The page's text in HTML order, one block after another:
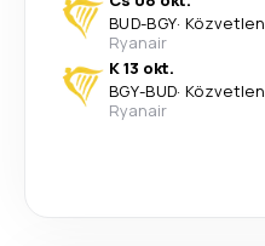
BUD-BGY· Közvetlen
Ryanair
K 13 okt.
BGY-BUD· Közvetlen
Ryanair